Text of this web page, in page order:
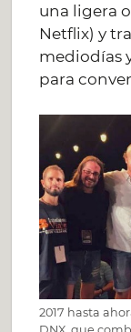
una ligera
Netflix) y
mediodías
para
2017 hasta